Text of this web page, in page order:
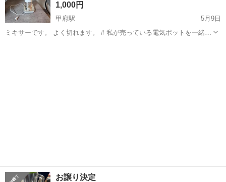
1,000円
甲府駅
5月9日
ミキサーです。 よく切れます。 # 私が売っている電気ポットを一緒に
お譲り決定